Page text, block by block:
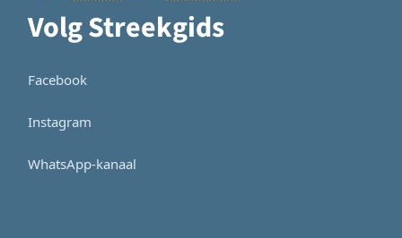
Volg Streekgids
Facebook
Instagram
WhatsApp-kanaal